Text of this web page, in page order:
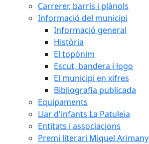
Carrerer, barris i plànols
Informació del municipi
Informació general
Història
El topònim
Escut, bandera i logo
El municipi en xifres
Bibliografia publicada
Equipaments
Llar d'infants La Patuleia
Entitats i associacions
Premi literari Miquel Arimany